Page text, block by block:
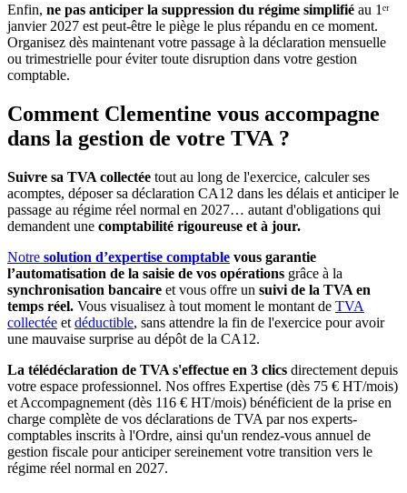
Enfin, ne pas anticiper la suppression du régime simplifié au 1ᵉʳ
janvier 2027 est peut-être le piège le plus répandu en ce moment.
Organisez dès maintenant votre passage à la déclaration mensuelle
ou trimestrielle pour éviter toute disruption dans votre gestion
comptable.
Comment Clementine vous accompagne
dans la gestion de votre TVA ?
Suivre sa TVA collectée tout au long de l'exercice, calculer ses
acomptes, déposer sa déclaration CA12 dans les délais et anticiper le
passage au régime réel normal en 2027… autant d'obligations qui
demandent une comptabilité rigoureuse et à jour.
Notre solution d’expertise comptable vous garantie
l’automatisation de la saisie de vos opérations grâce à la
synchronisation bancaire et vous offre un suivi de la TVA en
temps réel. Vous visualisez à tout moment le montant de TVA
collectée et déductible, sans attendre la fin de l'exercice pour avoir
une mauvaise surprise au dépôt de la CA12.
La télédéclaration de TVA s'effectue en 3 clics directement depuis
votre espace professionnel. Nos offres Expertise (dès 75 € HT/mois)
et Accompagnement (dès 116 € HT/mois) bénéficient de la prise en
charge complète de vos déclarations de TVA par nos experts-
comptables inscrits à l'Ordre, ainsi qu'un rendez-vous annuel de
gestion fiscale pour anticiper sereinement votre transition vers le
régime réel normal en 2027.